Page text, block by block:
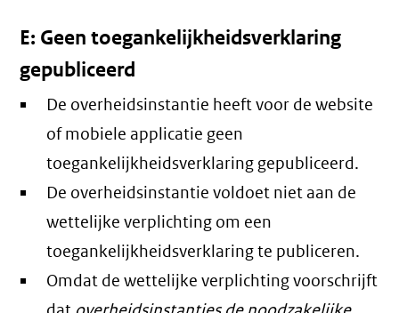
E: Geen toegankelijkheidsverklaring
gepubliceerd
De overheidsinstantie heeft voor de website
of mobiele applicatie geen
toegankelijkheidsverklaring gepubliceerd.
De overheidsinstantie voldoet niet aan de
wettelijke verplichting om een
toegankelijkheidsverklaring te publiceren.
Omdat de wettelijke verplichting voorschrijft